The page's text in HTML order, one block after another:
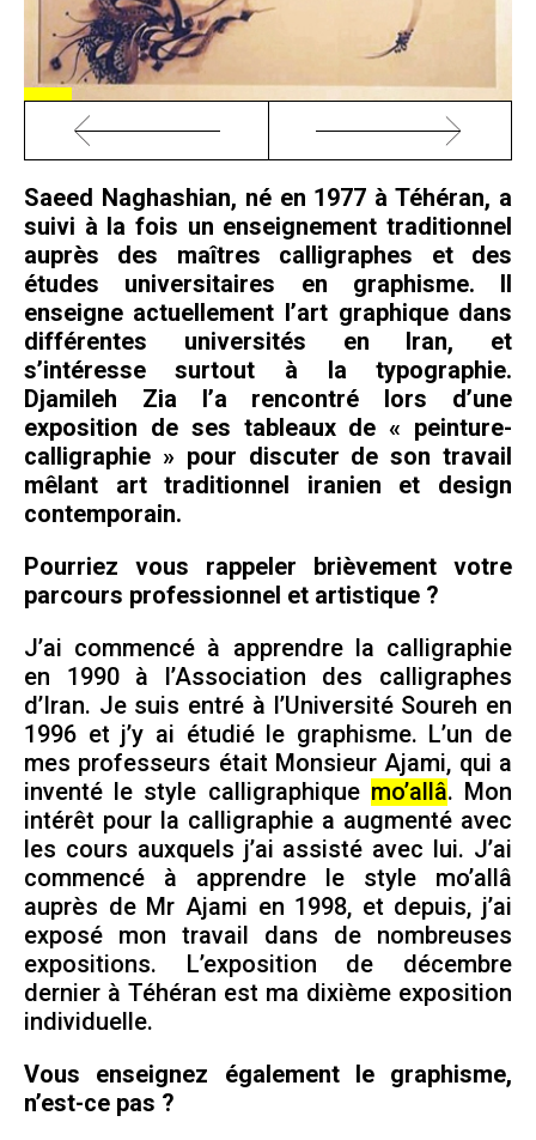
Saeed Naghashian, né en 1977 à Téhéran, a
suivi à la fois un enseignement traditionnel
auprès des maîtres calligraphes et des
études universitaires en graphisme. Il
enseigne actuellement l’art graphique dans
différentes universités en Iran, et
s’intéresse surtout à la typographie.
Djamileh Zia l’a rencontré lors d’une
exposition de ses tableaux de « peinture-
calligraphie » pour discuter de son travail
mêlant art traditionnel iranien et design
contemporain.
Pourriez vous rappeler brièvement votre
parcours professionnel et artistique ?
J’ai commencé à apprendre la calligraphie
en 1990 à l’Association des calligraphes
d’Iran. Je suis entré à l’Université Soureh en
1996 et j’y ai étudié le graphisme. L’un de
mes professeurs était Monsieur Ajami, qui a
inventé le style calligraphique mo’allâ. Mon
intérêt pour la calligraphie a augmenté avec
les cours auxquels j’ai assisté avec lui. J’ai
commencé à apprendre le style mo’allâ
auprès de Mr Ajami en 1998, et depuis, j’ai
exposé mon travail dans de nombreuses
expositions. L’exposition de décembre
dernier à Téhéran est ma dixième exposition
individuelle.
Vous enseignez également le graphisme,
n’est-ce pas ?